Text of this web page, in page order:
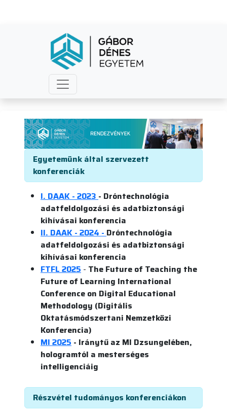
Rendezvények
Egyetemünk által szervezett
konferenciák
I. DAAK - 2023 - Dróntechnológia
adatfeldolgozási és adatbiztonsági
kihívásai konferencia
II. DAAK - 2024 - Dróntechnológia
adatfeldolgozási és adatbiztonsági
kihívásai konferencia
FTFL 2025 - The Future of Teaching the
Future of Learning International
Conference on Digital Educational
Methodology (Digitális
Oktatásmódszertani Nemzetközi
Konferencia)
MI 2025 - Iránytű az MI Dzsungelében,
hologramtól a mesterséges
intelligenciáig
Részvétel tudományos konferenciákon